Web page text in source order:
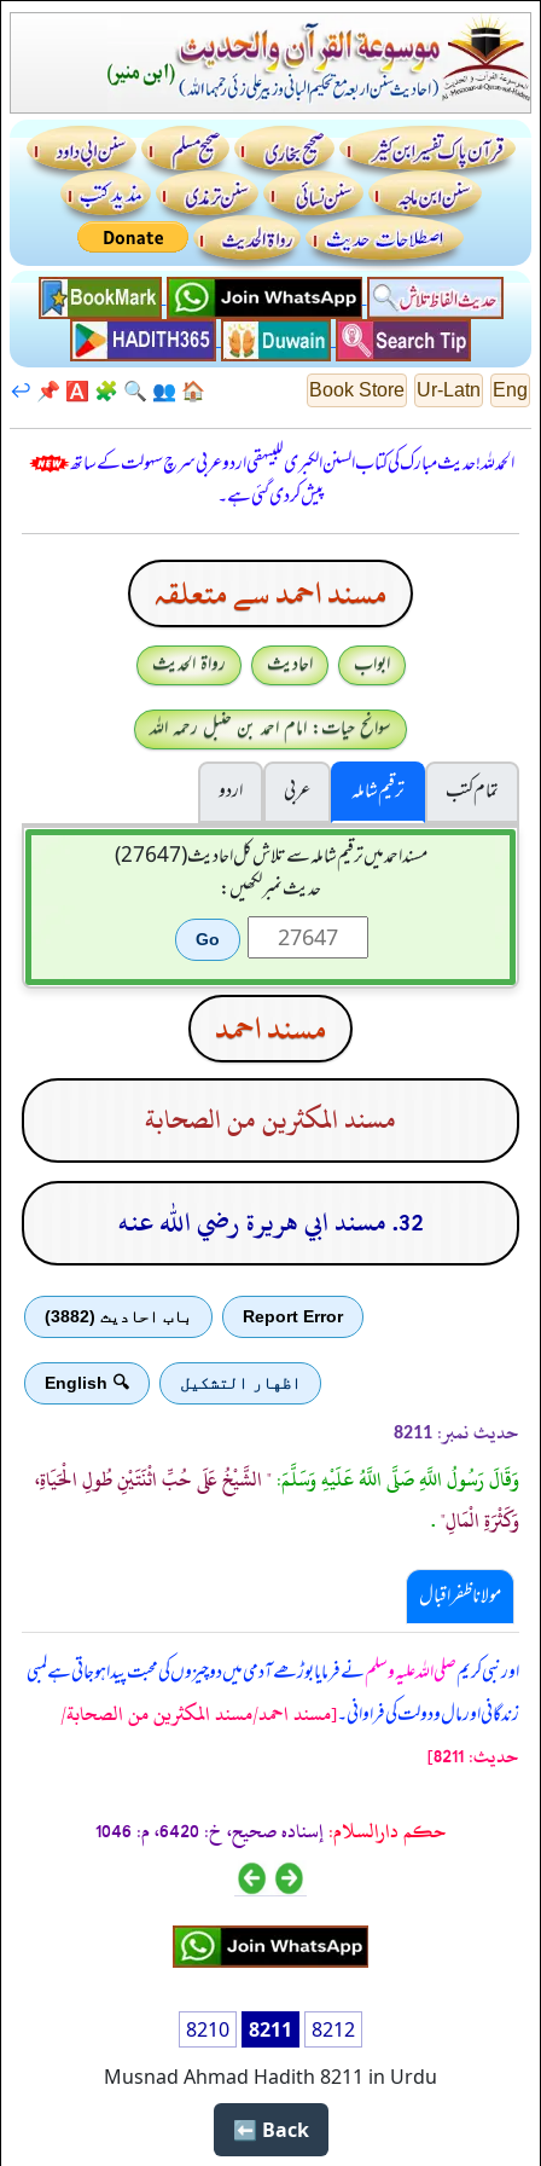
Eng
Ur-Latn
Book Store
🏠
👥
🔍
🧩
🅰️
📌
↩️
الحمدللہ! حدیث مبارک کی کتاب السنن الكبرى للبيهقي اردو عربی سرچ سہولت کے ساتھ
پیش کر دی گئی ہے۔
مسند احمد سے متعلقہ
ابواب احادیث
رواۃ الحدیث
سوانح حیات: امام احمد بن حنبل رحمہ اللہ
تمام کتب
ترقیم شاملہ عربی
اردو
مسند احمد میں ترقیم شاملہ سے تلاش کل احادیث (27647)
حدیث نمبر لکھیں:
مسند احمد
مسند المكثرين من الصحابة
32. مسند ابي هريرة رضي الله عنه
Report Error باب احادیث (3882)
اظهار التشكيل 🔍 English
حدیث نمبر: 8211
وَقَالَ رَسُولُ اللَّهِ صَلَّى اللَّهُ عَلَيْهِ وَسَلَّمَ:" الشَّيْخُ عَلَى حُبِّ اثْنَتَيْنِ طُولِ الْحَيَاةِ،
وَكَثْرَةِ الْمَالِ".
مولانا ظفر اقبال
اور نبی کریمصلی اللہ علیہ وسلمنے فرمایا بوڑھے آدمی میں دو چیزوں کی محبت پیدا ہوجاتی ہے لمبی
زندگانی اور مال و دولت کی فراوانی۔[مسند احمد/مسند المكثرين من الصحابة/
حدیث: 8211]
حکم دارالسلام:إسناده صحيح، خ: 6420، م: 1046
8210 8211
8212
Musnad Ahmad Hadith 8211 in Urdu
Back ⬅️